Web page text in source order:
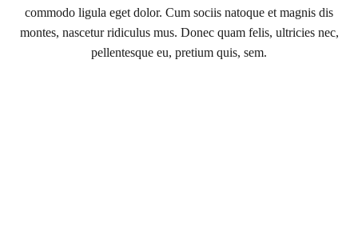
commodo ligula eget dolor. Cum sociis natoque et magnis dis
montes, nascetur ridiculus mus. Donec quam felis, ultricies nec,
pellentesque eu, pretium quis, sem.